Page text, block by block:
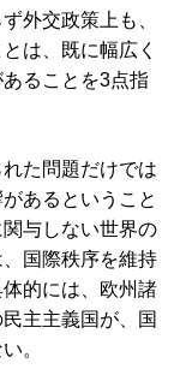
外交政策上も、
は、既に幅広く
ることを3点指
た問題だけでは
あるということ
与しない世界の
国際秩序を維持
的には、欧州諸
主主義国が、国
。